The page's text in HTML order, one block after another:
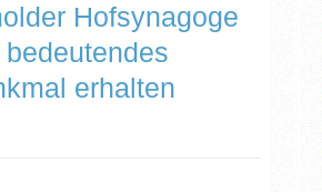
Hofsynagoge
erhalten